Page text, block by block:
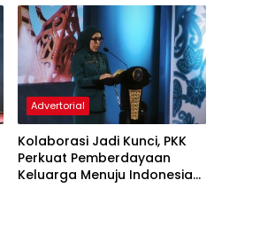
Advertorial
Kolaborasi Jadi Kunci, PKK
Perkuat Pemberdayaan
Keluarga Menuju Indonesia